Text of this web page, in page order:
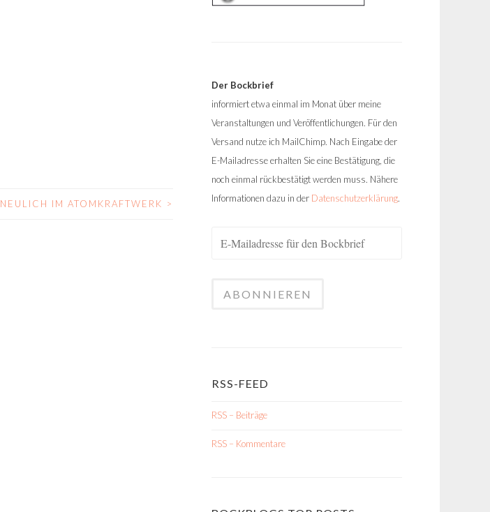
NEULICH IM ATOMKRAFTWERK >
Der Bockbrief
informiert etwa einmal im Monat über meine
Veranstaltungen und Veröffentlichungen. Für den
Versand nutze ich MailChimp. Nach Eingabe der
E-Mailadresse erhalten Sie eine Bestätigung, die
noch einmal rückbestätigt werden muss. Nähere
Informationen dazu in der Datenschutzerklärung.
RSS-FEED
RSS – Beiträge
RSS – Kommentare